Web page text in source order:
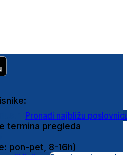
Pronađi najbližu
termina pregleda
pon-pet, 8-16h)